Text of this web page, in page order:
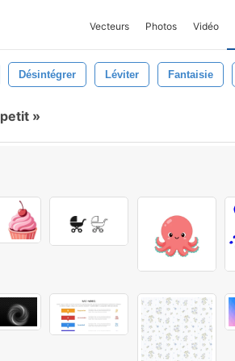
Vecteurs Photos Vidéo
Désintégrer Léviter Fantaisie
petit